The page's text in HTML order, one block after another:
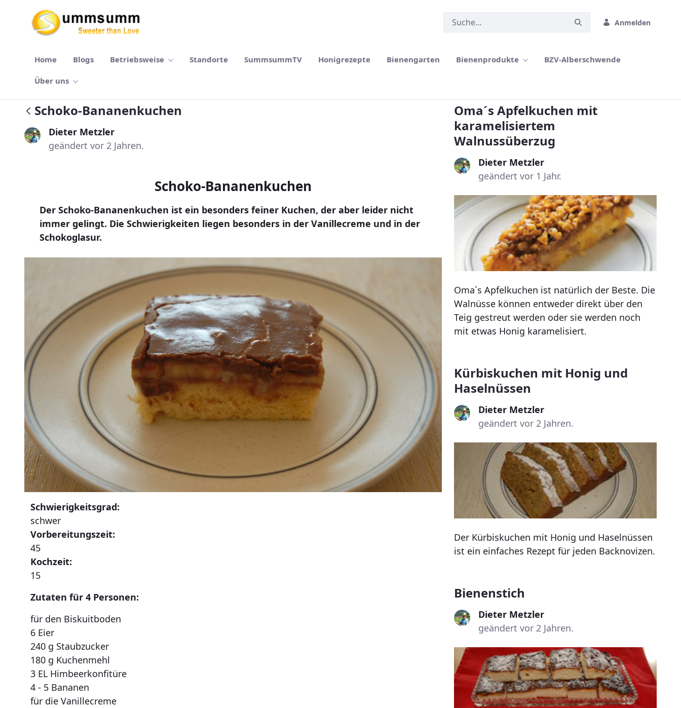
Zum Hauptinhalt springen
Anmelden
Home Blogs Betriebsweise Standorte SummsummTV Honigrezepte Bienengarten Bienenprodukte BZV-Alberschwende
Über uns
Schoko-Bananenkuchen
Dieter Metzler
geändert vor 2 Jahren.
Schoko-Bananenkuchen
Der Schoko-Bananenkuchen ist ein besonders feiner Kuchen, der aber leider nicht
immer gelingt. Die Schwierigkeiten liegen besonders in der Vanillecreme und in der
Schokoglasur.
Schwierigkeitsgrad:
schwer
Vorbereitungszeit:
45
Kochzeit:
15
Zutaten für 4 Personen:
für den Biskuitboden
6 Eier
240 g Staubzucker
180 g Kuchenmehl
3 EL Himbeerkonfitüre
4 - 5 Bananen
für die Vanillecreme
Oma´s Apfelkuchen mit
karamelisiertem
Walnussüberzug
Dieter Metzler
geändert vor 1 Jahr.
Oma´s Apfelkuchen ist natürlich der Beste. Die
Walnüsse können entweder direkt über den
Teig gestreut werden oder sie werden noch
mit etwas Honig karamelisiert.
Kürbiskuchen mit Honig und
Haselnüssen
Dieter Metzler
geändert vor 2 Jahren.
Der Kürbiskuchen mit Honig und Haselnüssen
ist ein einfaches Rezept für jeden Backnovizen.
Bienenstich
Dieter Metzler
geändert vor 2 Jahren.